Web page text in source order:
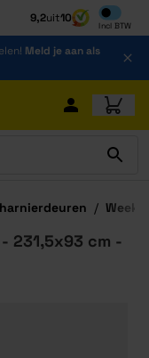
9,2uit10
Incl BTW
Inclusief
Meld je aan als
/
231,5x93 cm -